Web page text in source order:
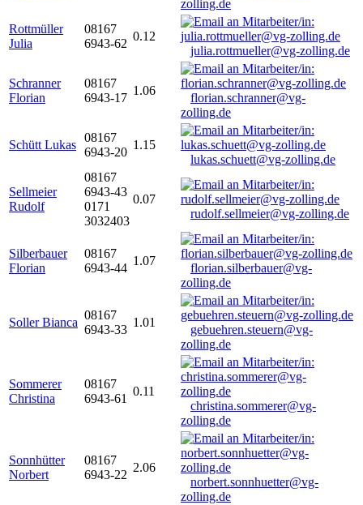
zolling.de
Rottmüller
Julia
08167
6943-62
0.12
julia.rottmueller@vg-zolling.de
Schranner
Florian
08167
6943-17
1.06
florian.schranner@vg-
zolling.de
Schütt Lukas
08167
6943-20
1.15
lukas.schuett@vg-zolling.de
Sellmeier
Rudolf
08167
6943-43
0171
3032403
0.07
rudolf.sellmeier@vg-zolling.de
Silberbauer
Florian
08167
6943-44
1.07
florian.silberbauer@vg-
zolling.de
Soller Bianca
08167
6943-33
1.01
gebuehren.steuern@vg-
zolling.de
Sommerer
Christina
08167
6943-61
0.11
christina.sommerer@vg-
zolling.de
Sonnhütter
Norbert
08167
6943-22
2.06
norbert.sonnhuetter@vg-
zolling.de